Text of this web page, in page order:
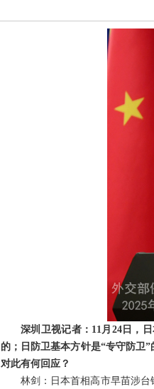
深圳卫视记者：11月24日，
的；日防卫基本方针是“专守防卫
对此有何回应？
林剑：日本首相高市早苗涉